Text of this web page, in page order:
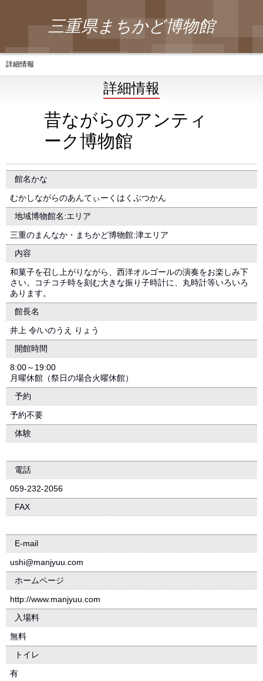
三重県まちかど博物館
詳細情報
詳細情報
昔ながらのアンティ
ーク博物館
館名かな
むかしながらのあんてぃーくはくぶつかん
地域博物館名:エリア
三重のまんなか・まちかど博物館:津エリア
内容
和菓子を召し上がりながら、西洋オルゴールの演奏をお楽しみ下
さい。コチコチ時を刻む大きな振り子時計に、丸時計等いろいろ
あります。
館長名
井上 令/いのうえ りょう
開館時間
8:00～19:00
月曜休館（祭日の場合火曜休館）
予約
予約不要
体験
電話
059-232-2056
FAX
E-mail
ushi@manjyuu.com
ホームページ
http://www.manjyuu.com
入場料
無料
トイレ
有